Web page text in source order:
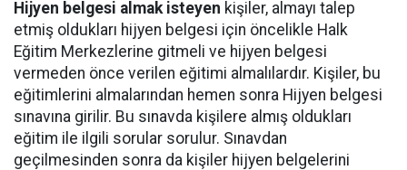
Hijyen belgesi almak isteyen kişiler, almayı talep
etmiş oldukları hijyen belgesi için öncelikle Halk
Eğitim Merkezlerine gitmeli ve hijyen belgesi
vermeden önce verilen eğitimi almalılardır. Kişiler, bu
eğitimlerini almalarından hemen sonra Hijyen belgesi
sınavına girilir. Bu sınavda kişilere almış oldukları
eğitim ile ilgili sorular sorulur. Sınavdan
geçilmesinden sonra da kişiler hijyen belgelerini